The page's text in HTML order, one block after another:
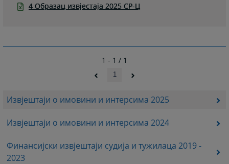
Извјештаји о имовини и интерсима 2025
Извјештаји о имовини и интерсима 2024
Финансијски извјештаји судија и тужилаца 2019 -
2023
4 Образац извјестаја 2025 СР-Ц
1 - 1 / 1
1